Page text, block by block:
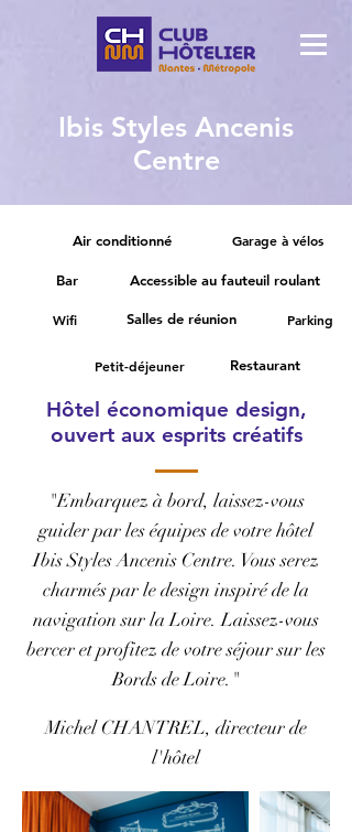
Ibis Styles Ancenis
Centre
Air conditionné Garage à vélos
Bar Accessible au fauteuil roulant
Wifi Salles de réunion Parking
Petit-déjeuner Restaurant
Hôtel économique design,
ouvert aux esprits créatifs
"Embarquez à bord, laissez-vous
guider par les équipes de votre hôtel
Ibis Styles Ancenis Centre. Vous serez
charmés par le design inspiré de la
navigation sur la Loire. Laissez-vous
bercer et profitez de votre séjour sur les
Bords de Loire."
Michel CHANTREL, directeur de
l'hôtel